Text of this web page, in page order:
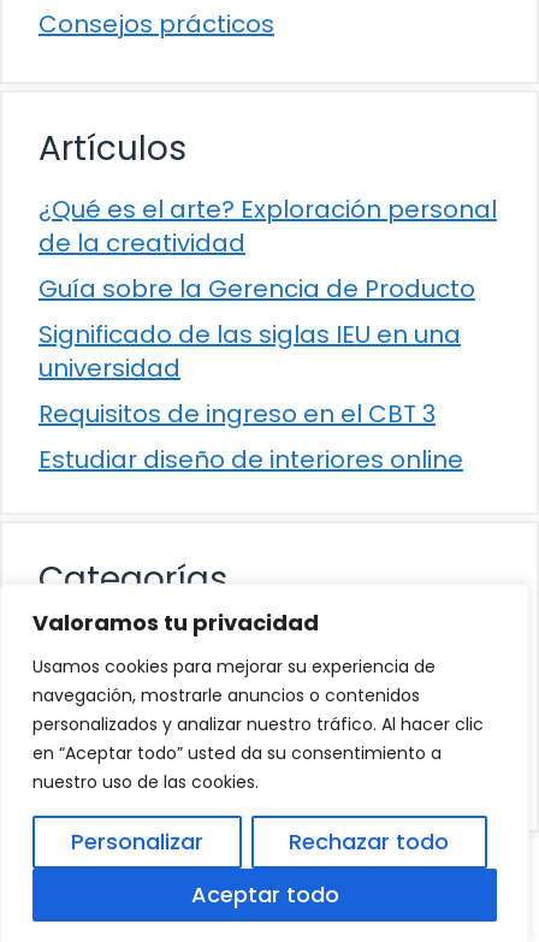
Valoramos tu privacidad
Usamos cookies para mejorar su experiencia de
navegación, mostrarle anuncios o contenidos
personalizados y analizar nuestro tráfico. Al hacer clic
en “Aceptar todo” usted da su consentimiento a
nuestro uso de las cookies.
Personalizar
Rechazar todo
Aceptar todo
Consejos prácticos
Artículos
¿Qué es el arte? Exploración personal
de la creatividad
Guía sobre la Gerencia de Producto
Significado de las siglas IEU en una
universidad
Requisitos de ingreso en el CBT 3
Estudiar diseño de interiores online
Categorías
Cultura
Educación
Eventos
Trabajo
Política de Privacidad Aviso Legal|
Política de Cookies